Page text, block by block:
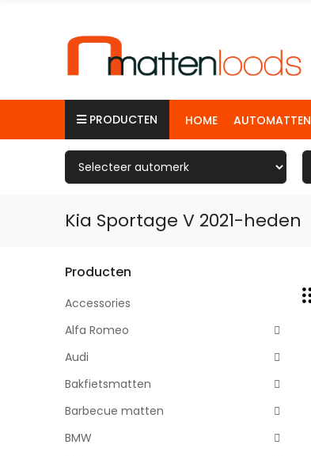
PRODUCTEN HOME AUTOMATTEN
Kia Sportage V 2021-heden
Producten
Accessories
Alfa Romeo
Audi
Bakfietsmatten
Barbecue matten
BMW